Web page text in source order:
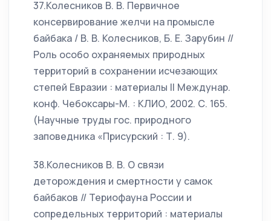
37.Колесников В. В. Первичное
консервирование желчи на промысле
байбака / В. В. Колесников, Б. Е. Зарубин //
Роль особо охраняемых природных
территорий в сохранении исчезающих
степей Евразии : материалы II Междунар.
конф. Чебоксары-М. : КЛИО, 2002. С. 165.
(Научные труды гос. природного
заповедника «Присурский : Т. 9).
38.Колесников В. В. О связи
деторождения и смертности у самок
байбаков // Териофауна России и
сопредельных территорий : материалы